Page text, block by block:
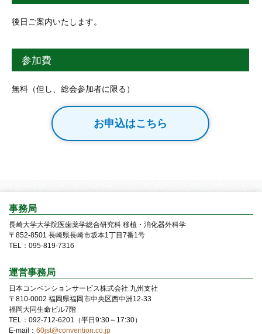
後日ご案内いたします。
参加費
無料（但し、総会参加者に限る）
お申込はこちら
事務局
長崎大学大学院医歯薬学総合研究科 移植・消化器外科学
〒852-8501 長崎県長崎市坂本1丁目7番1号
TEL：095-819-7316
運営事務局
日本コンベンションサービス株式会社 九州支社
〒810-0002 福岡県福岡市中央区西中洲12-33
福岡大同生命ビル7階
TEL：092-712-6201（平日9:30～17:30）
E-mail： 60jst@convention.co.jp